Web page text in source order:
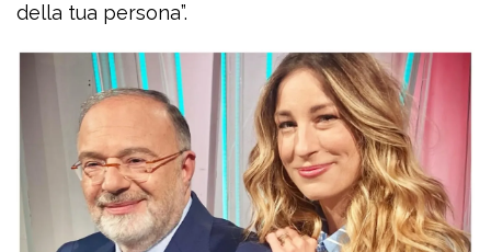
della tua persona”.